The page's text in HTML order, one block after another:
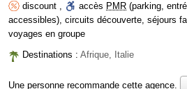
discount , accès PMR (parking,
accessibles), circuits découverte, séjours
voyages en groupe
Destinations : Afrique, Italie
Une personne recommande cette agence.